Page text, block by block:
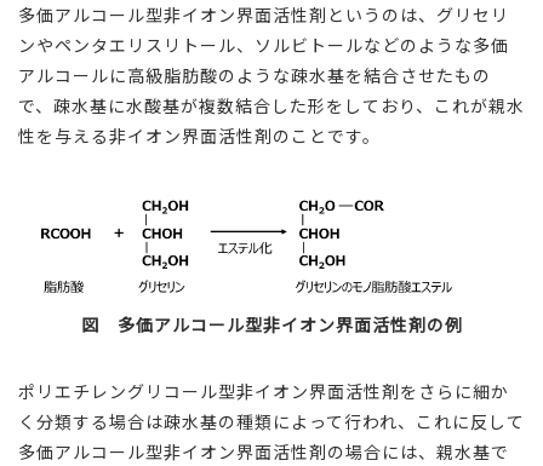
多価アルコール型非イオン界面活性剤というのは、グリセリ
ンやペンタエリスリトール、ソルビトールなどのような多価
アルコールに高級脂肪酸のような疎水基を結合させたもの
で、疎水基に水酸基が複数結合した形をしており、これが親水
性を与える非イオン界面活性剤のことです。
図 多価アルコール型非イオン界面活性剤の例
ポリエチレングリコール型非イオン界面活性剤をさらに細か
く分類する場合は疎水基の種類によって行われ、これに反して
多価アルコール型非イオン界面活性剤の場合には、親水基で